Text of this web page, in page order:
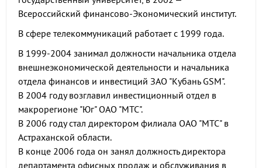
Всероссийский финансово-Экономический институт.
В сфере телекоммуникаций работает с 1999 года.
В 1999-2004 занимал должности начальника отдела
внешнеэкономической деятельности и начальника
отдела финансов и инвестиций ЗАО "Кубань GSM".
В 2004 году возглавил инвестиционный отдел в
макрорегионе "Юг" ОАО "МТС".
В 2006 году стал директором филиала ОАО "МТС" в
Астраханской области.
В конце 2006 года он занял должность директора
департамента офисных продаж и обслуживания в